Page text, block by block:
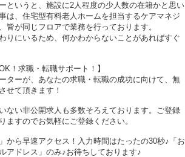
というと、施設に2人程度の少人数の在籍かと思い
は、住宅型有料老人ホームを担当するケアマネジ
皆が同じフロアで業務を行っております。
りにいるため、何かわからないことがあればすぐ
！求職・転職サポート！】
ターが、あなたの求職・転職の成功に向けて、無
せて頂きます！
ない非公開求人も多数そろえております。ご登録
ますのでお気軽にご登録ください。
から早速アクセス！入力時間はたったの30秒♪「お
アドレス」のみ♪お待ちしております♪